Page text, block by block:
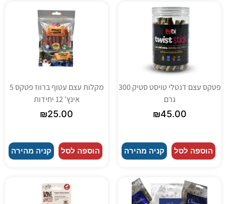
פטקס עצם דנטלי טויסט סטיק 300
גרם
₪45.00
הוספה לסל קניה מהירה
מקלות עצם עטוף ברווז פטקס 5
אינץ' 12 יחידות
₪25.00
הוספה לסל קניה מהירה